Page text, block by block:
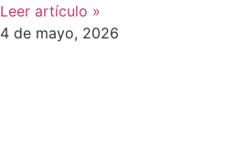
Leer artículo »
4 de mayo, 2026